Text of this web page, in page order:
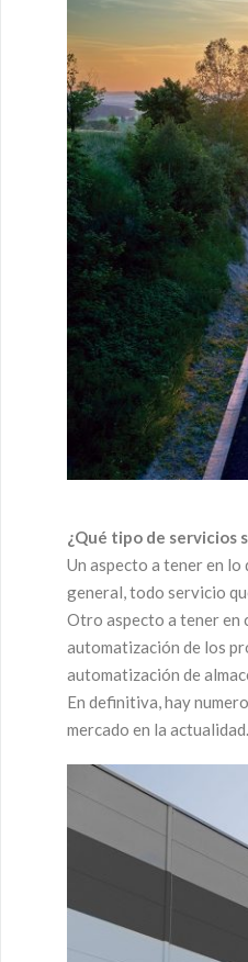
¿Qué tipo de servicios
Un aspecto a tener en lo
general, todo servicio
Otro aspecto a tener en
automatización de los
automatización de
En definitiva, hay
mercado en la actualidad.